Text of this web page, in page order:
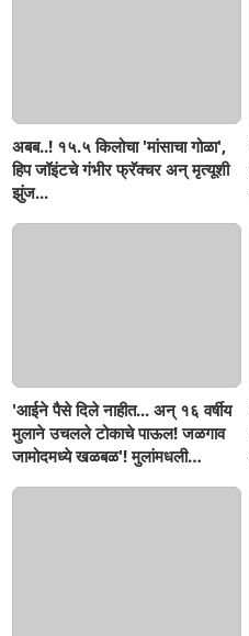
अबब..! १५.५ किलोचा 'मांसाचा गोळा',
हिप जॉइंटचे गंभीर फ्रॅक्चर अन् मृत्यूशी
झुंज...
'आईने पैसे दिले नाहीत... अन् १६ वर्षीय
मुलाने उचलले टोकाचे पाऊल! जळगाव
जामोदमध्ये खळबळ'! मुलांमधली